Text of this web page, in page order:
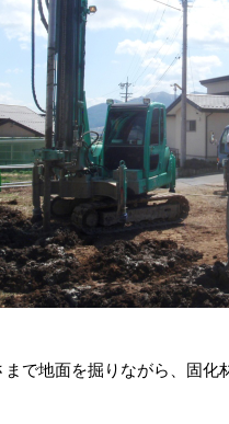
で地面を掘りながら、固化